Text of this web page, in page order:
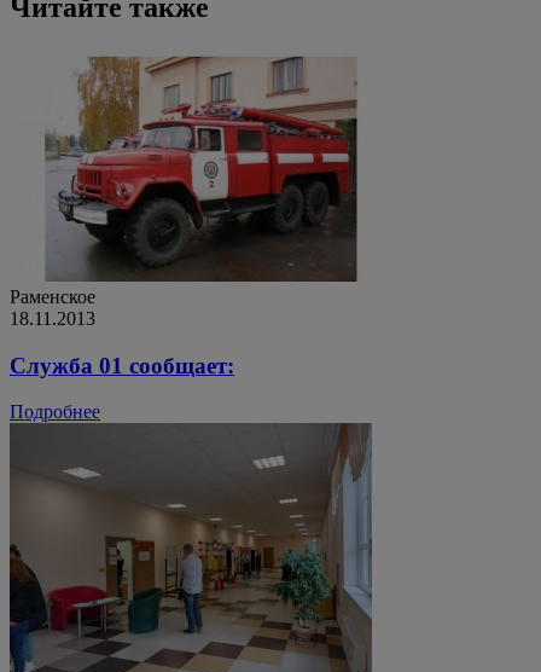
Читайте также
Раменское
18.11.2013
Служба 01 сообщает:
Подробнее